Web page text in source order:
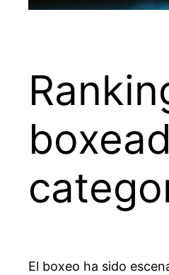
El boxeo ha sido